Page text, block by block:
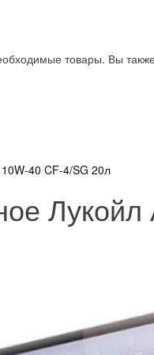
товары. Вы
40 CF-4/SG 20л
Лукойл